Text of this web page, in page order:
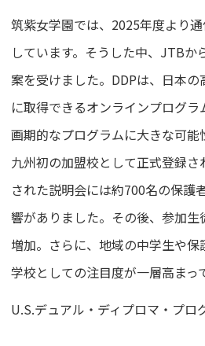
筑紫女学園では、2025年度より
しています。そうした中、JTBか
案を受けました。DDPは、日本
に取得できるオンラインプログラ
画期的なプログラムに大きな可
九州初の加盟校として正式登録
された説明会には約700名の保護
響がありました。その後、参加
増加。さらに、地域の中学生や
学校としての注目度が一層高まっ
U.S.デュアル・ディプロマ・プロ